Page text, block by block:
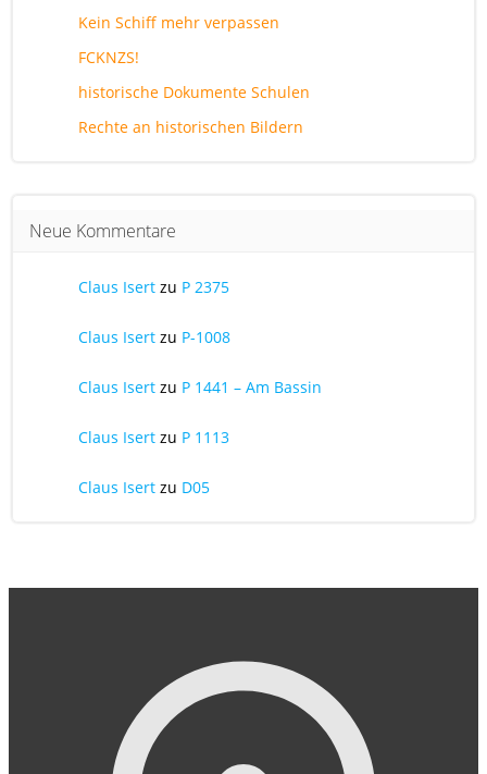
Kein Schiff mehr verpassen
FCKNZS!
historische Dokumente Schulen
Rechte an historischen Bildern
Neue Kommentare
Claus Isert zu P 2375
Claus Isert zu P-1008
Claus Isert zu P 1441 – Am Bassin
Claus Isert zu P 1113
Claus Isert zu D05